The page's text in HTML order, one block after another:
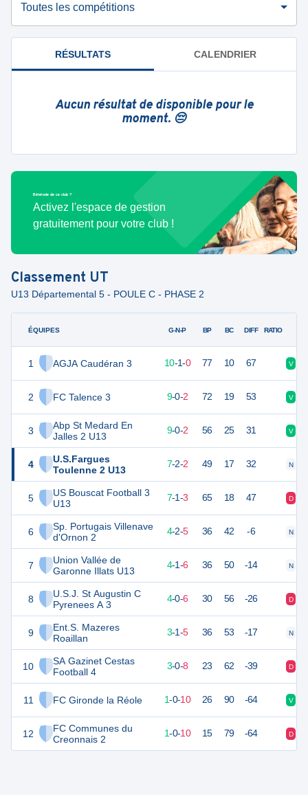
Toutes les compétitions
RÉSULTATS CALENDRIER
Aucun résultat de disponible pour le
moment. 😔
Bénévole de ce club ?
Activez l'espace de gestion
gratuitement pour votre club !
Classement UT
U13 Départemental 5 - POULE C - PHASE 2
ÉQUIPES
1 AGJA Caudéran 3
2 FC Talence 3
3
Abp St Medard En
Jalles 2 U13
4
U.S.Fargues
Toulenne 2 U13
5
US Bouscat Football 3
U13
6
Sp. Portugais Villenave
d'Ornon 2
7
Union Vallée de
Garonne Illats U13
8
U.S.J. St Augustin C
Pyrenees A 3
9
Ent.S. Mazeres
Roaillan
10
SA Gazinet Cestas
Football 4
11 FC Gironde la Réole
12
FC Communes du
Creonnais 2
G-N-P BP BC DIFF RATIO
31 10-1-0 77 10 67 V
9-0-2 72 19 53 V
27 9-0-2 56 25 31 V
23 7-2-2 49 17 32 N
22 11 7-1-3 65 18 47 D
14 11 4-2-5 36 42 -6 N
13 4-1-6 36 50 -14 N
11 4-0-6 30 56 -26 D
3-1-5 36 53 -17 N
8 3-0-8 23 62 -39 D
3 1-0-10 26 90 -64 V
3 1-0-10 15 79 -64 D